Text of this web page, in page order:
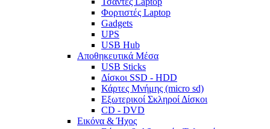
Φορτιστές Laptop
Gadgets
UPS
USB Hub
Αποθηκευτικά Μέσα
USB Sticks
Δίσκοι SSD - HDD
Κάρτες Μνήμης (micro sd)
Εξωτερικοί Σκληροί Δίσκοι
CD - DVD
Εικόνα & Ήχος